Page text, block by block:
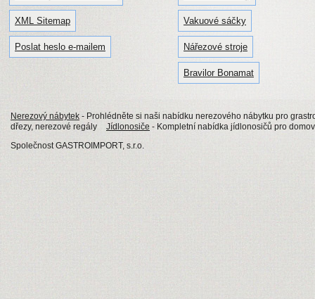
XML Sitemap
Poslat heslo e-mailem
Vakuové sáčky
Nářezové stroje
Bravilor Bonamat
Nerezový nábytek - Prohlédněte si naši nabídku nerezového nábytku pro
dřezy, nerezové regály
Jídlonosiče - Kompletní nabídka jídlonosičů pro
Společnost GASTROIMPORT, s.r.o.